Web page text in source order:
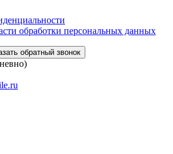
обработки персональных данных
обратный звонок